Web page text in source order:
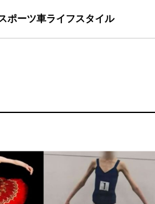
ポーツ車ライフスタイル